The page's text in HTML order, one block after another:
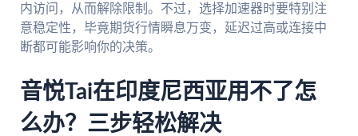
内访问，从而解除限制。不过，选择加速器时要特别注
意稳定性，毕竟期货行情瞬息万变，延迟过高或连接中
断都可能影响你的决策。
音悦Tai在印度尼西亚用不了怎
么办？三步轻松解决